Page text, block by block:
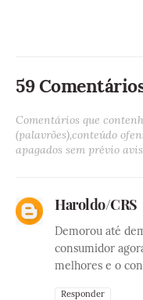
59
Comentários que
(palavrões),conteúdo
apagados sem prévio
Haroldo/CRS
Demorou até
consumidor
melhores e o
Responder